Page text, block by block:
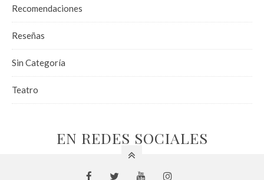
Recomendaciones
Reseñas
Sin Categoría
Teatro
EN REDES SOCIALES